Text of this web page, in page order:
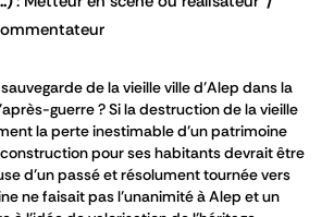
de la vieille ville d’Alep dans la
guerre ? Si la destruction de la vieille
la perte inestimable d’un patrimoine
pour ses habitants devrait être
d’un passé et résolument tournée vers
ne faisait pas l’unanimité à Alep et un